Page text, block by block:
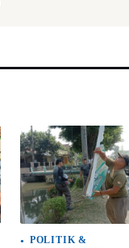
POLITIK &